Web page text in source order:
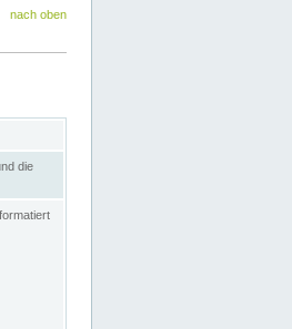
nach oben
die